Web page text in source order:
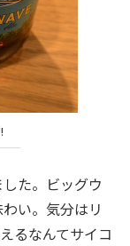
た。ビッグウ
い。気分はリ
るなんてサイコ